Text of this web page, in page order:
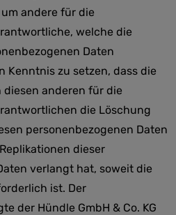
andere für die
welche die
Daten
Kenntnis zu setzen, dass die
anderen für die
die Löschung
personenbezogenen Daten
dieser
verlangt hat, soweit die
ist. Der
der Hündle GmbH & Co. KG